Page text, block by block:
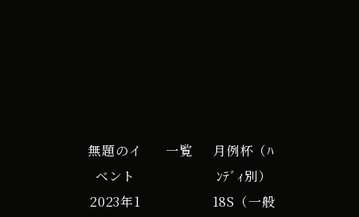
無題のイ
ベント
2023年1
一覧
月例杯（ﾊ
ﾝﾃﾞｨ別）
18S（一般